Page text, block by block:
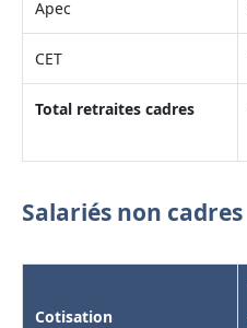
Apec
CET
Total retraites cadres
Salariés non cadres
Cotisation